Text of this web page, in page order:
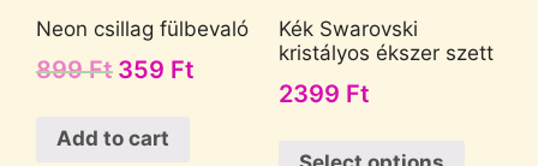
Neon csillag fülbevaló
899Ft 359 Ft
Add to cart
Kék Swarovski
kristályos ékszer szett
2399 Ft